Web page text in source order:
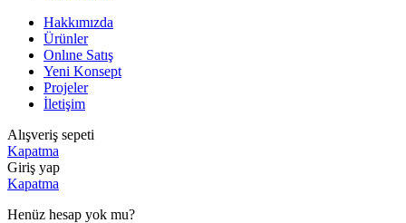
Hakkımızda
Ürünler
Onlıne Satış
Yeni Konsept
Projeler
İletişim
Alışveriş sepeti
Kapatma
Giriş yap
Kapatma
Henüz hesap yok mu?